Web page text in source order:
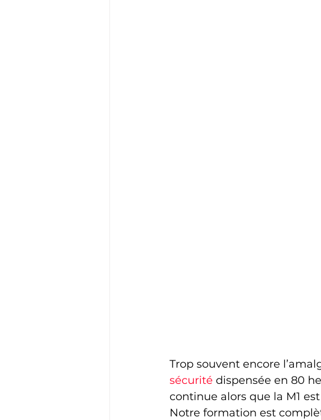
Trop souvent encore
sécurité dispensée en 80
continue alors que la M1
Notre formation est